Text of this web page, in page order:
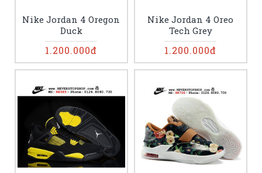
Nike Jordan 4 Oregon
Duck
1.200.000đ
Nike Jordan 4 Oreo
Tech Grey
1.200.000đ